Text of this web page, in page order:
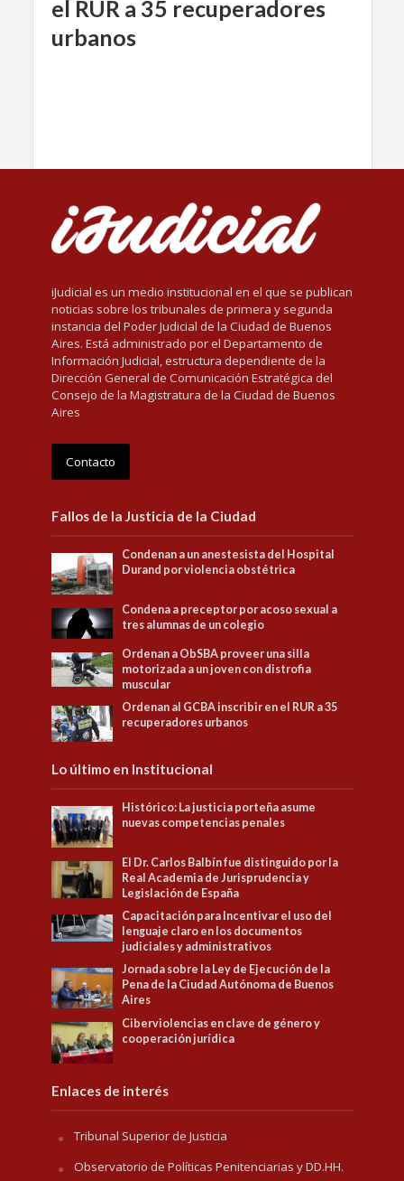
el RUR a 35 recuperadores
urbanos
iJudicial es un medio institucional en el que se publican
noticias sobre los tribunales de primera y segunda
instancia del Poder Judicial de la Ciudad de Buenos
Aires. Está administrado por el Departamento de
Información Judicial, estructura dependiente de la
Dirección General de Comunicación Estratégica del
Consejo de la Magistratura de la Ciudad de Buenos
Aires
Contacto
Fallos de la Justicia de la Ciudad
Condenan a un anestesista del Hospital
Durand por violencia obstétrica
Condena a preceptor por acoso sexual a
tres alumnas de un colegio
Ordenan a ObSBA proveer una silla
motorizada a un joven con distrofia
muscular
Ordenan al GCBA inscribir en el RUR a 35
recuperadores urbanos
Lo último en Institucional
Histórico: La justicia porteña asume
nuevas competencias penales
El Dr. Carlos Balbín fue distinguido por la
Real Academia de Jurisprudencia y
Legislación de España
Capacitación para Incentivar el uso del
lenguaje claro en los documentos
judiciales y administrativos
Jornada sobre la Ley de Ejecución de la
Pena de la Ciudad Autónoma de Buenos
Aires
Ciberviolencias en clave de género y
cooperación jurídica
Enlaces de interés
Tribunal Superior de Justicia
Observatorio de Políticas Penitenciarias y DD.HH.